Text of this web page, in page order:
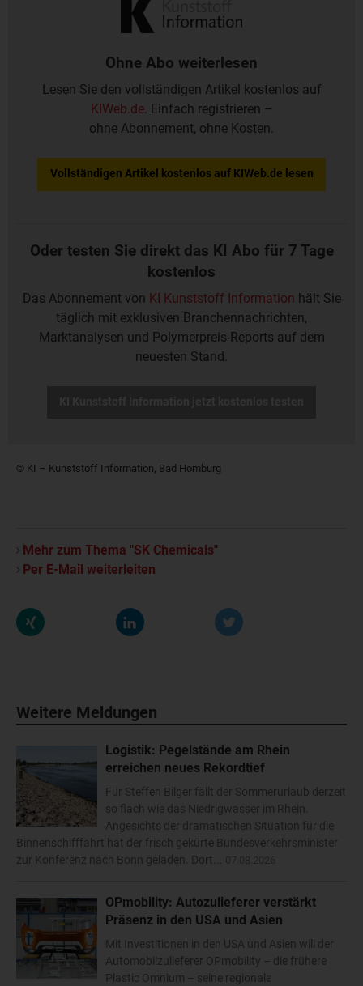
Ohne Abo weiterlesen
Lesen Sie den vollständigen Artikel kostenlos auf
KIWeb.de. Einfach registrieren –
ohne Abonnement, ohne Kosten.
Vollständigen Artikel kostenlos auf KIWeb.de lesen
Oder testen Sie direkt das KI Abo für 7 Tage
kostenlos
Das Abonnement von KI Kunststoff Information hält Sie
täglich mit exklusiven Branchennachrichten,
Marktanalysen und Polymerpreis-Reports auf dem
neuesten Stand.
© KI – Kunststoff Information, Bad Homburg
Mehr zum Thema "SK Chemicals"
Per E-Mail weiterleiten
Weitere Meldungen
Logistik: Pegelstände am Rhein
erreichen neues Rekordtief
Für Steffen Bilger fällt der Sommerurlaub derzeit
so flach wie das Niedrigwasser im Rhein.
Angesichts der dramatischen Situation für die
Binnenschifffahrt hat der frisch gekürte Bundesverkehrsminister
zur Konferenz nach Bonn geladen. Dort...
OPmobility: Autozulieferer verstärkt
Präsenz in den USA und Asien
Mit Investitionen in den USA und Asien will der
Automobilzulieferer OPmobility – die frühere
Plastic Omnium – seine regionale